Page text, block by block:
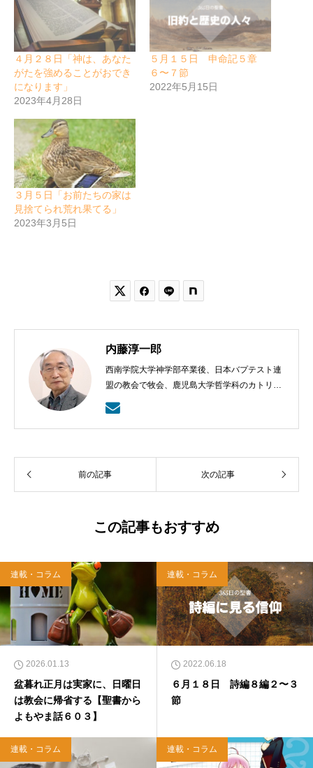
４月２８日「神は、あなた
がたを強めることがおでき
になります」
2023年4月28日
５月１５日 申命記５章
６〜７節
2022年5月15日
３月５日「お前たちの家は
見捨てられ荒れ果てる」
2023年3月5日
 
内藤淳一郎
西南学院大学神学部卒業後、日本バプテスト連
盟の教会で牧会、鹿児島大学哲学科のカトリッ
クの神学の学びから、鹿児島ラ・サール高校で
も教える。日本バプテスト連盟宣教室主事、日
本バプテスト連盟常務理事を８年間務める。
前の記事 次の記事
この記事もおすすめ
連載・コラム
2026.01.13
盆暮れ正月は実家に、日曜日
は教会に帰省する【聖書から
よもやま話６０３】
連載・コラム
2022.06.18
６月１８日 詩編８編２〜３
節
連載・コラム 連載・コラム